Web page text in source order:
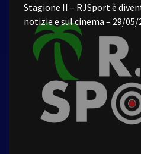
Stagione II – RJSport è
notizie e sul cinema – 29/05/